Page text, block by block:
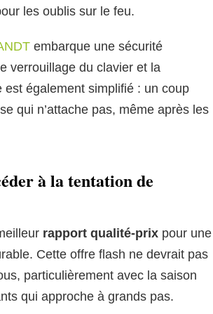
les oublis sur le feu.
embarque une sécurité
verrouillage du clavier et la
également simplifié : un coup
qui n’attache pas, même après les
à la tentation de
rapport qualité-prix pour une
Cette offre flash ne devrait pas
particulièrement avec la saison
qui approche à grands pas.